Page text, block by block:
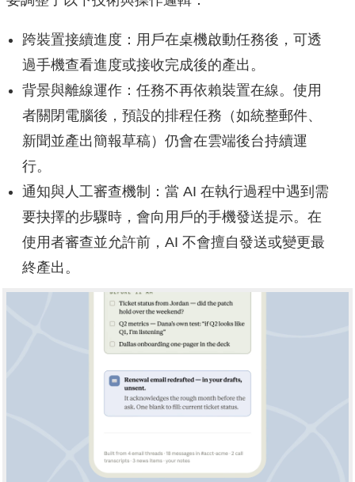
跨裝置接續進度：用戶在桌機啟動任務後，可透
過手機查看進度或接收完成後的產出。
背景與離線運作：任務不再依賴裝置在線。使用
者關閉電腦後，預設的排程任務（如統整郵件、
新聞並產出簡報草稿）仍會在雲端後台持續運
行。
通知與人工審查機制：當 AI 在執行過程中遇到需
要抉擇的步驟時，會向用戶的手機發送提示。在
使用者審查並允許前，AI 不會擅自發送或變更最
終產出。